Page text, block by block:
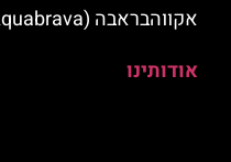
אקווהבראבה (Aquabrava) – פארק מים קוסטה ברווה
אודותינו